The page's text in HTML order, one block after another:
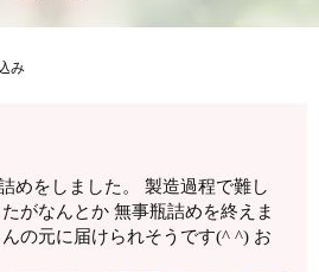
み
めをしました。 製造過程で難し
がなんとか 無事瓶詰めを終えま
の元に届けられそうです(^ ^) お